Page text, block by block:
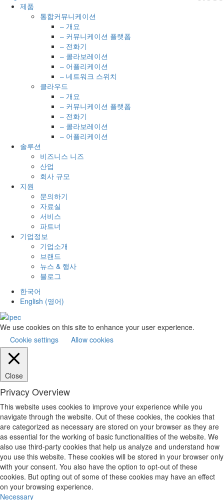
제품
통합커뮤니케이션
– 개요
– 커뮤니케이션 플랫폼
– 전화기
– 콜라보레이션
– 어플리케이션
– 네트워크 스위치
클라우드
– 개요
– 커뮤니케이션 플랫폼
– 전화기
– 콜라보레이션
– 어플리케이션
솔루션
비즈니스 니즈
산업
회사 규모
지원
문의하기
자료실
서비스
파트너
기업정보
기업소개
브랜드
뉴스 & 행사
블로그
한국어
English (영어)
We use cookies on this site to enhance your user experience.
Cookie settings
Allow cookies
Close
Privacy Overview
This website uses cookies to improve your experience while you
navigate through the website. Out of these cookies, the cookies that
are categorized as necessary are stored on your browser as they are
as essential for the working of basic functionalities of the website. We
also use third-party cookies that help us analyze and understand how
you use this website. These cookies will be stored in your browser only
with your consent. You also have the option to opt-out of these
cookies. But opting out of some of these cookies may have an effect
on your browsing experience.
Necessary